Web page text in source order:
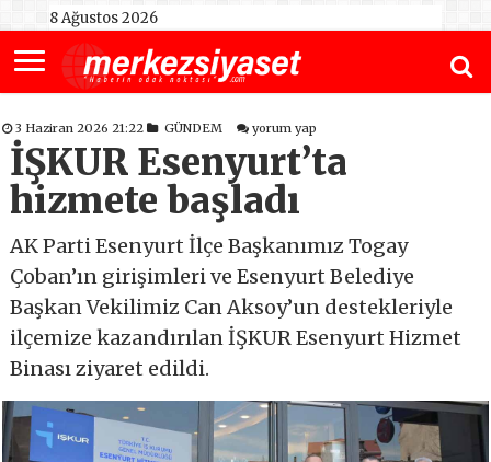
8 Ağustos 2026
3 Haziran 2026 21:22 GÜNDEM yorum yap
İŞKUR Esenyurt’ta
hizmete başladı
AK Parti Esenyurt İlçe Başkanımız Togay
Çoban’ın girişimleri ve Esenyurt Belediye
Başkan Vekilimiz Can Aksoy’un destekleriyle
ilçemize kazandırılan İŞKUR Esenyurt Hizmet
Binası ziyaret edildi.